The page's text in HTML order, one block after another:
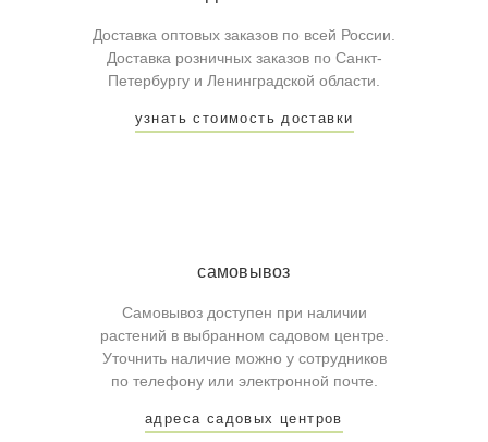
Доставка оптовых заказов по всей России.
Доставка розничных заказов по Санкт-
Петербургу и Ленинградской области.
узнать стоимость доставки
самовывоз
Самовывоз доступен при наличии
растений в выбранном садовом центре.
Уточнить наличие можно у сотрудников
по телефону или электронной почте.
адреса садовых центров